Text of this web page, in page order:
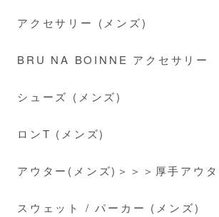
アクセサリー (メンズ)
BRU NA BOINNE アクセサリー
シューズ (メンズ)
ロンT (メンズ)
アウター(メンズ)＞＞＞厚手アウタ
スウェット / パーカー (メンズ)